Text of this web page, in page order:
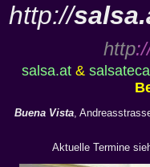
http://
http
salsa.at&
Buena Vista,
Aktuelle Termine